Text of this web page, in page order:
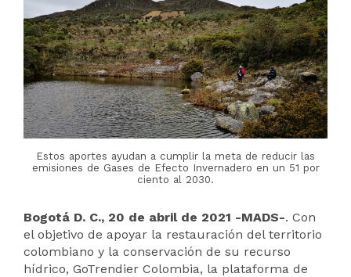
Estos aportes ayudan a cumplir la meta de reducir las
emisiones de Gases de Efecto Invernadero en un 51 por
ciento al 2030.
Bogotá D. C., 20 de abril de 2021 -MADS-. Con
el objetivo de apoyar la restauración del territorio
colombiano y la conservación de su recurso
hídrico, GoTrendier Colombia, la plataforma de